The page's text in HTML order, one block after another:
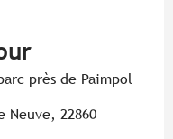
près de Paimpol
Neuve, 22860